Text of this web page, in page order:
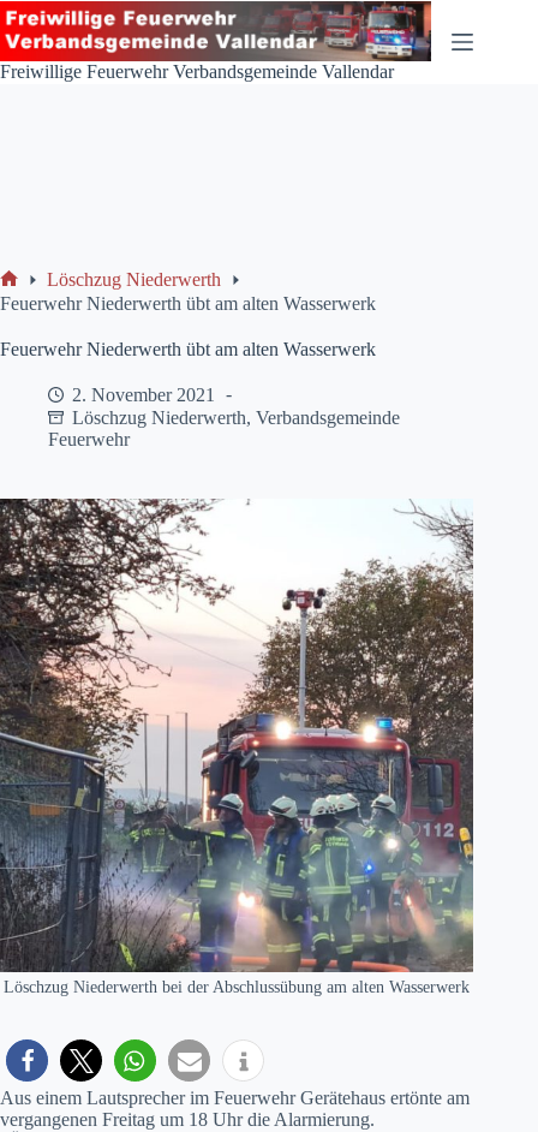
Zum
Inhalt
springen
Freiwillige Feuerwehr Verbandsgemeinde Vallendar
Start
Löschzug Niederwerth
Feuerwehr Niederwerth übt am alten Wasserwerk
Feuerwehr Niederwerth übt am alten Wasserwerk
2. November 2021
Löschzug Niederwerth, Verbandsgemeinde
Feuerwehr
Löschzug Niederwerth bei der Abschlussübung am alten Wasserwerk
Aus einem Lautsprecher im Feuerwehr Gerätehaus ertönte am
vergangenen Freitag um 18 Uhr die Alarmierung.